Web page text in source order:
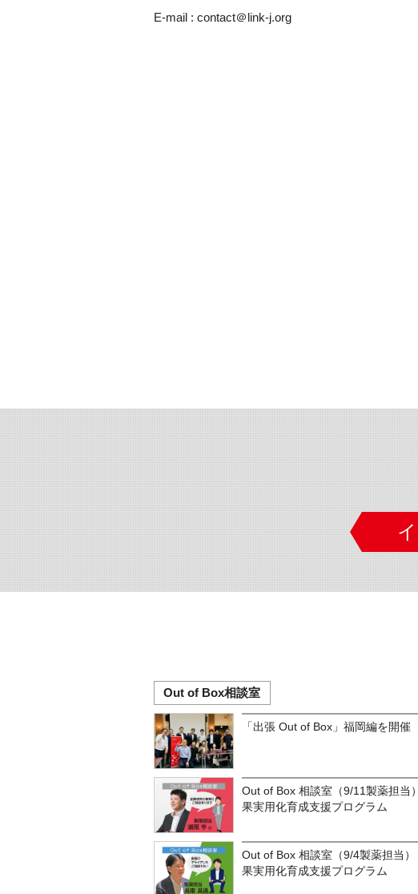
E-mail : contact＠link-j.org
Out of Box相談室
「出張 Out of Box」福岡編を開催
Out of Box 相談室（9/11製薬担当
果実用化育成支援プログラム
Out of Box 相談室（9/4製薬担当
果実用化育成支援プログラム